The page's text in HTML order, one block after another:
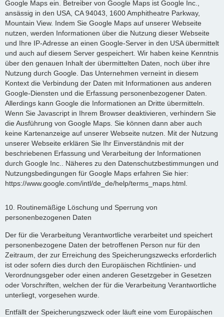
Google Maps ein. Betreiber von Google Maps ist Google Inc.,
ansässig in den USA, CA 94043, 1600 Amphitheatre Parkway,
Mountain View. Indem Sie Google Maps auf unserer Webseite
nutzen, werden Informationen über die Nutzung dieser Webseite
und Ihre IP-Adresse an einen Google-Server in den USA übermittelt
und auch auf diesem Server gespeichert. Wir haben keine Kenntnis
über den genauen Inhalt der übermittelten Daten, noch über ihre
Nutzung durch Google. Das Unternehmen verneint in diesem
Kontext die Verbindung der Daten mit Informationen aus anderen
Google-Diensten und die Erfassung personenbezogener Daten.
Allerdings kann Google die Informationen an Dritte übermitteln.
Wenn Sie Javascript in Ihrem Browser deaktivieren, verhindern Sie
die Ausführung von Google Maps. Sie können dann aber auch
keine Kartenanzeige auf unserer Webseite nutzen. Mit der Nutzung
unserer Webseite erklären Sie Ihr Einverständnis mit der
beschriebenen Erfassung und Verarbeitung der Informationen
durch Google Inc.. Näheres zu den Datenschutzbestimmungen und
Nutzungsbedingungen für Google Maps erfahren Sie hier:
https://www.google.com/intl/de_de/help/terms_maps.html.
10. Routinemäßige Löschung und Sperrung von
personenbezogenen Daten
Der für die Verarbeitung Verantwortliche verarbeitet und speichert
personenbezogene Daten der betroffenen Person nur für den
Zeitraum, der zur Erreichung des Speicherungszwecks erforderlich
ist oder sofern dies durch den Europäischen Richtlinien- und
Verordnungsgeber oder einen anderen Gesetzgeber in Gesetzen
oder Vorschriften, welchen der für die Verarbeitung Verantwortliche
unterliegt, vorgesehen wurde.
Entfällt der Speicherungszweck oder läuft eine vom Europäischen